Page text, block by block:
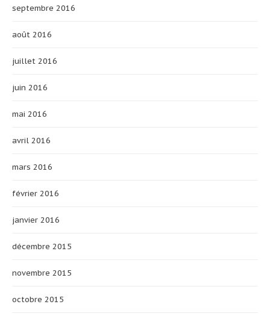
septembre 2016
août 2016
juillet 2016
juin 2016
mai 2016
avril 2016
mars 2016
février 2016
janvier 2016
décembre 2015
novembre 2015
octobre 2015